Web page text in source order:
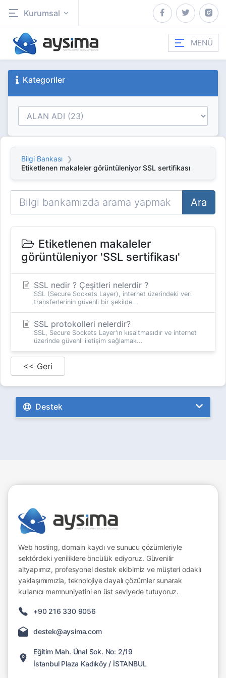
Kurumsal
MENÜ
Kategoriler
Bilgi Bankası
Etiketlenen makaleler görüntüleniyor SSL sertifikası
Ara
Etiketlenen makaleler
görüntüleniyor 'SSL sertifikası'
SSL nedir ? Çeşitleri nelerdir ?
SSL (Secure Sockets Layer), internet üzerindeki veri
transferlerinin güvenli bir şekilde...
SSL protokolleri nelerdir?
SSL, Secure Sockets Layer'ın kısaltmasıdır ve internet
üzerinde güvenli iletişim sağlamak...
<< Geri
Destek
Web hosting, domain kaydı ve sunucu çözümleriyle
sektördeki yeniliklere öncülük ediyoruz. Güvenilir
altyapımız, profesyonel destek ekibimiz ve müşteri odaklı
yaklaşımımızla, teknolojiye dayalı çözümler sunarak
kullanıcı memnuniyetini en üst seviyede tutuyoruz.
+90 216 330 9056
destek@aysima.com
Eğitim Mah. Ünal Sok. No: 2/19
İstanbul Plaza Kadıköy / İSTANBUL